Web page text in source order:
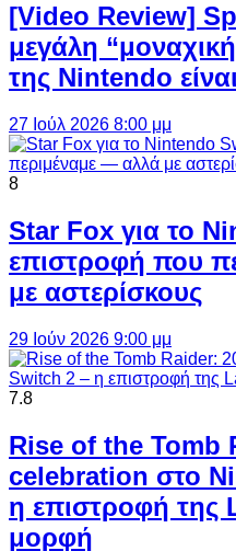
[Video Review]
μεγάλη
της Nintendo
27 Ιούλ 2026 8:00 μμ
8
Star Fox για το
επιστροφή που
με αστερίσκους
29 Ιούν 2026 9:00 μμ
7.8
Rise of the Tomb
celebration στο
η επιστροφή της
μορφή